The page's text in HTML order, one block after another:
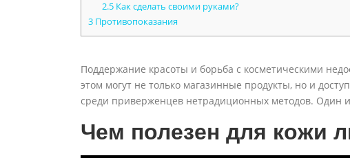
2.5Как сделать своими руками?
3 Противопоказания
Поддержание красоты и борьба с косметическими
этом могут не только магазинные продукты, но и
среди приверженцев нетрадиционных методов. Один
Чем полезен для кожи